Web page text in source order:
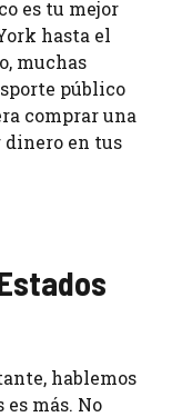
es tu mejor
hasta el
muchas
público
comprar una
dinero en tus
hablemos
es más. No